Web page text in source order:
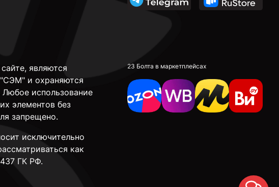
являются
и охраняются
использование
элементов без
запрещено.
исключительно
как
ГК РФ.
23 Болта в маркетплейсах